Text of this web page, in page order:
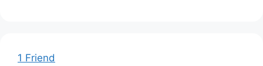
1 Friend